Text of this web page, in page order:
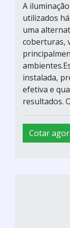
A
utilizados
uma
coberturas,
instalada,
efetiva e
resultados.
Cotar